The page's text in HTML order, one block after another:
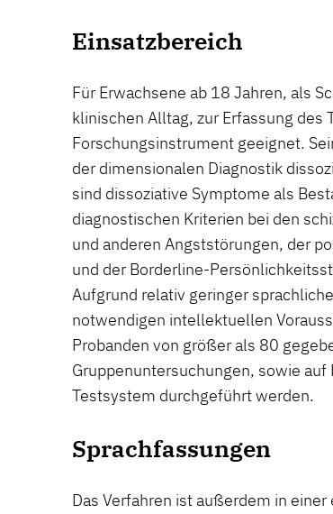
Einsatzbereich
Für Erwachsene ab 18 Jahren, als
klinischen Alltag, zur Erfassung des
Forschungsinstrument geeignet.
der dimensionalen Diagnostik
sind dissoziative Symptome als
diagnostischen Kriterien bei den
und anderen Angststörungen, der
und der Borderline-
Aufgrund relativ geringer
notwendigen intellektuellen
Probanden von größer als 80
Gruppenuntersuchungen, sowie
Testsystem durchgeführt werden.
Sprachfassungen
Das Verfahren ist außerdem in